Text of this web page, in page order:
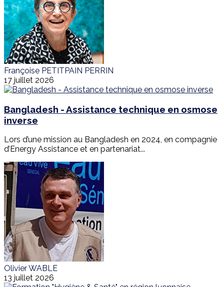
Françoise PETITPAIN PERRIN
17 juillet 2026
Bangladesh - Assistance technique en osmose
inverse
Lors d’une mission au Bangladesh en 2024, en compagnie
d’Energy Assistance et en partenariat...
Olivier WABLE
13 juillet 2026